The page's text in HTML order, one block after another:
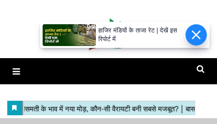
हाजिर मंडियों के ताजा रेट | देखें इस
रिपोर्ट में